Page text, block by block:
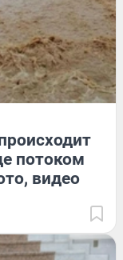
потоком
видео